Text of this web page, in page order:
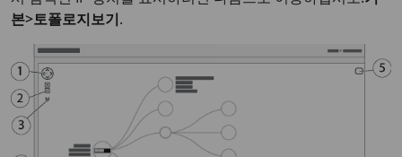
본>토폴로지보기.